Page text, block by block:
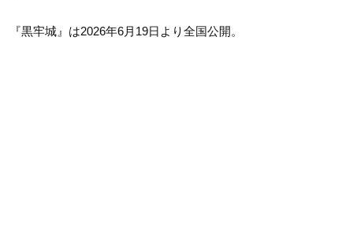
『黒牢城』は2026年6月19日より全国公開。